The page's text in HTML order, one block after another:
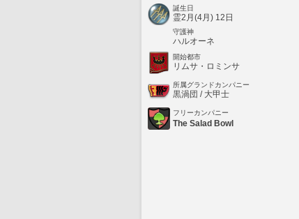
誕生日
霊2月(4月) 12日
守護神
ハルオーネ
開始都市
リムサ・ロミンサ
所属グランドカンパニー
黒渦団 / 大甲士
フリーカンパニー
The Salad Bowl